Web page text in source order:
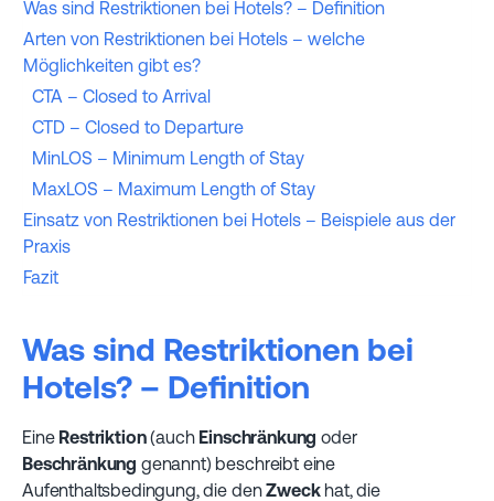
Was sind Restriktionen bei Hotels? – Definition
Arten von Restriktionen bei Hotels – welche
Möglichkeiten gibt es?
CTA – Closed to Arrival
CTD – Closed to Departure
MinLOS – Minimum Length of Stay
MaxLOS – Maximum Length of Stay
Einsatz von Restriktionen bei Hotels – Beispiele aus der
Praxis
Fazit
Was sind Restriktionen bei
Hotels? – Definition
Eine Restriktion(auch Einschränkung oder
Beschränkung genannt) beschreibt eine
Aufenthaltsbedingung, die denZweckhat, die